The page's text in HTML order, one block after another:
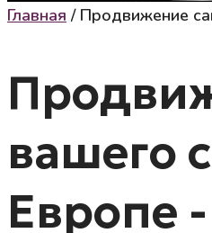
Главная / Продвижение
вашего
Европе -